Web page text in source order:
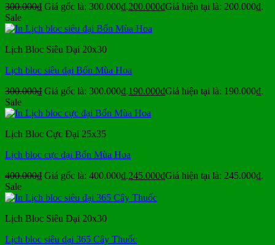
300.000₫ Giá gốc là: 300.000₫.200.000₫Giá hiện tại là: 200.000₫.
Sale
Lịch Bloc Siêu Đại 20x30
Lịch bloc siêu đại Bốn Mùa Hoa
300.000₫ Giá gốc là: 300.000₫.190.000₫Giá hiện tại là: 190.000₫.
Sale
Lịch Bloc Cực Đại 25x35
Lịch bloc cực đại Bốn Mùa Hoa
400.000₫ Giá gốc là: 400.000₫.245.000₫Giá hiện tại là: 245.000₫.
Sale
Lịch Bloc Siêu Đại 20x30
Lịch bloc siêu đại 365 Cây Thuốc